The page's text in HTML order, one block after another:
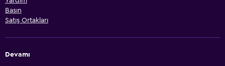
Basın
Satış Ortakları
Devamı